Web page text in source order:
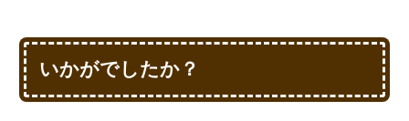
いかがでしたか？